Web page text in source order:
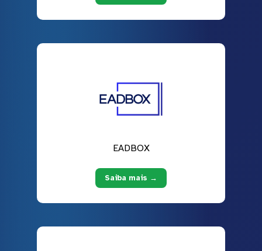
EADBOX
Saiba mais →